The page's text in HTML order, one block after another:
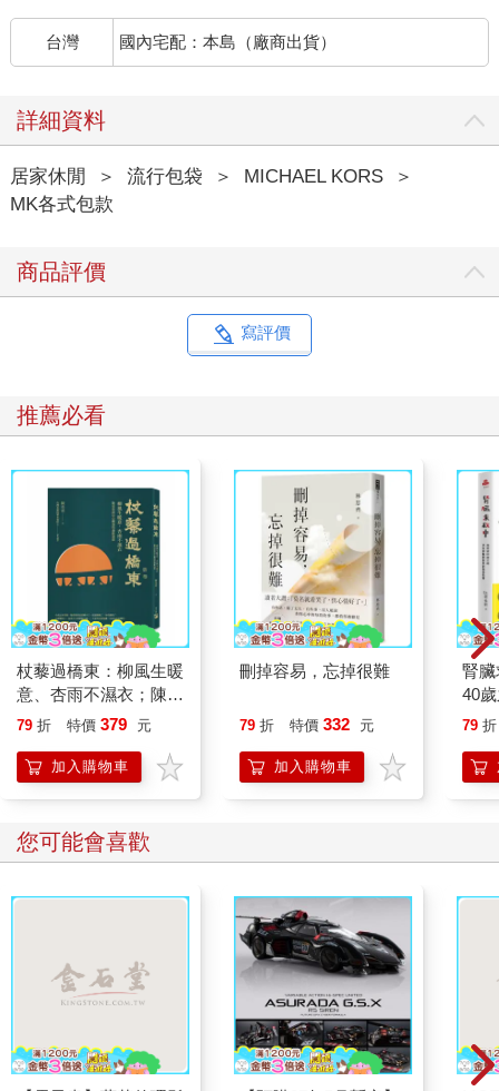
台灣 國內宅配：本島（廠商出貨）
詳細資料
居家休閒 ＞ 流行包袋 ＞ MICHAEL KORS
＞
MK各式包款
商品評價
寫評價
推薦必看
杖藜過橋東：柳風生暖
意、杏雨不濕衣；陳亮
恭談以心轉境的適齡漫
79 折 特價 379 元
加入購物車
刪掉容易，忘掉很難
79 折 特價 332 元
加入購物車
腎
40
就
79 折
您可能會喜歡